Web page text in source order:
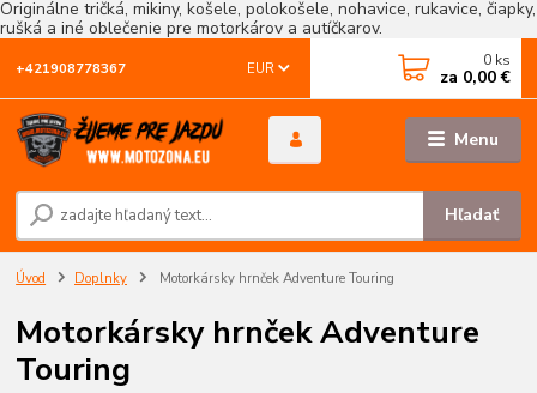
Originálne tričká, mikiny, košele, polokošele, nohavice, rukavice, čiapky,
rušká a iné oblečenie pre motorkárov a autíčkarov.
Menu
EUR
Hľadať
+421908778367 0 ks
za 0,00 €
Úvod Doplnky Motorkársky hrnček Adventure Touring
Motorkársky hrnček Adventure
Touring